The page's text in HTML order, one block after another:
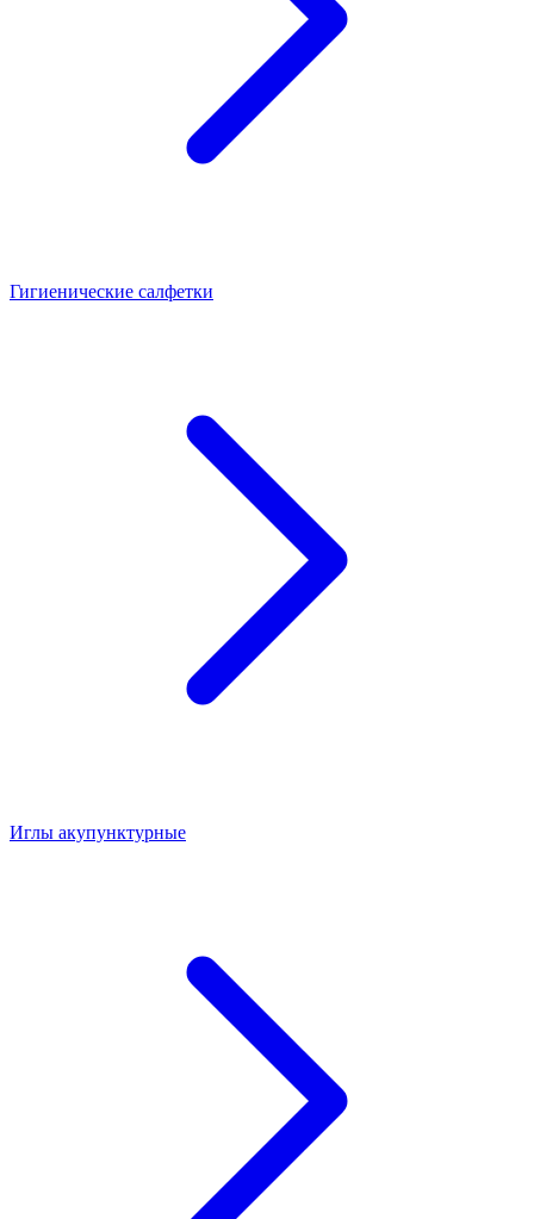
Гигиенические салфетки
Иглы акупунктурные